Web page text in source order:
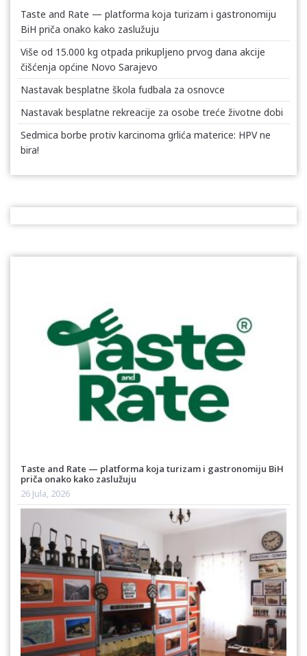
Taste and Rate — platforma koja turizam i gastronomiju
BiH priča onako kako zaslužuju
Više od 15.000 kg otpada prikupljeno prvog dana akcije
čišćenja općine Novo Sarajevo
Nastavak besplatne škola fudbala za osnovce
Nastavak besplatne rekreacije za osobe treće životne dobi
Sedmica borbe protiv karcinoma grlića materice: HPV ne
bira!
Taste and Rate — platforma koja turizam i gastronomiju BiH
priča onako kako zaslužuju
26 Jula, 2026